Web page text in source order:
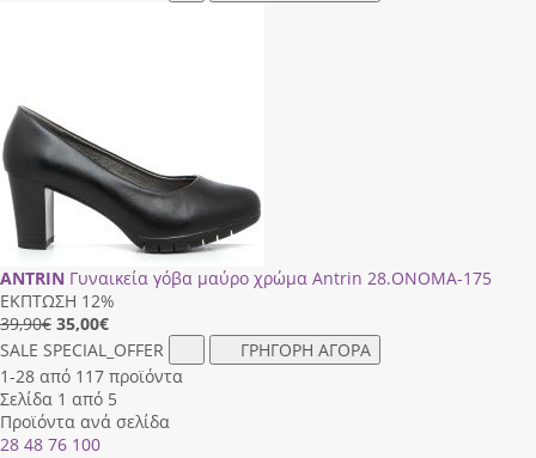
ANTRIN Γυναικεία γόβα μαύρο χρώμα Antrin 28.ΟΝΟΜΑ-175
ΕΚΠΤΩΣΗ 12%
39,90€ 35,00€
SALE SPECIAL_OFFER
ΓΡΗΓΟΡΗ ΑΓΟΡΑ
1-28 από 117 προϊόντα
Σελίδα 1 από 5
Προϊόντα ανά σελίδα
28 48 76 100